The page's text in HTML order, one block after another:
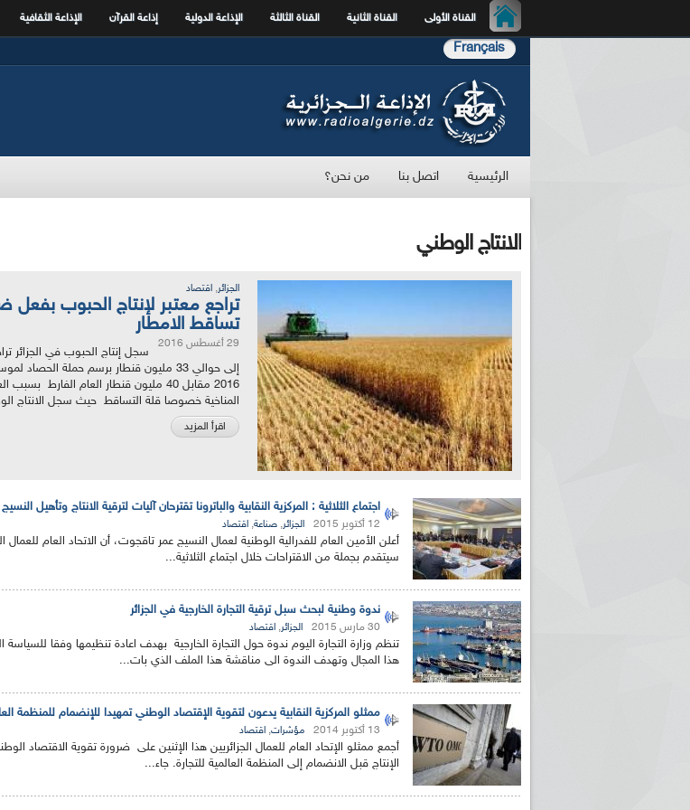
القناة الأولى القناة الثانية القناة الثالثة الإذاعة الدولية إذاعة القرآن الإذاعة الثقافية
Français
الرئيسية اتصل بنا من نحن؟
الانتاج الوطني
الجزائر, اقتصاد
تراجع معتبر لإنتاج الحبوب
تساقط الامطار
29 أغسطس 2016
سجل إنتاج الحبوب في الجزائر
2016 مقابل 40 مليون قنطار العام الفارط
المناخية خصوصا قلة التساقط حيث سجل الانتاج
اقرأ المزيد
اجتماع الثلاثية : المركزية النقابية والباترونا تقترحان آليات لترقية الانتاج وتأهيل
12 أكتوبر 2015 الجزائر, صناعة, اقتصاد
أعلن الأمين العام للفدرالية الوطنية لعمال النسيج عمر تاقجوت، أن الاتحاد العام للعمال
سيتقدم بجملة من الاقتراحات خلال اجتماع الثلاثية...
ندوة وطنية لبحث سبل ترقية التجارة الخارجية في الجزائر
30 مارس 2015 الجزائر, اقتصاد
تنظم وزارة التجارة اليوم ندوة حول التجارة الخارجية بهدف اعادة تنظيمها وفقا
هذا المجال وتهدف الندوة الى مناقشة هذا الملف الذي بات...
ممثلو المركزية النقابية يدعون لتقوية الإقتصاد الوطني تمهيدا للإنضمام للمنظمة
13 أكتوبر 2014 مؤشرات, اقتصاد
أجمع ممثلو الإتحاد العام للعمال الجزائريين هذا الإثنين على ضرورة تقوية الاقتصاد
الإنتاج قبل الانضمام إلى المنظمة العالمية للتجارة. جاء...